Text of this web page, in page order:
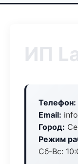
ИП
Телефон:
Email:
Город:
Режим
Сб-Вс: